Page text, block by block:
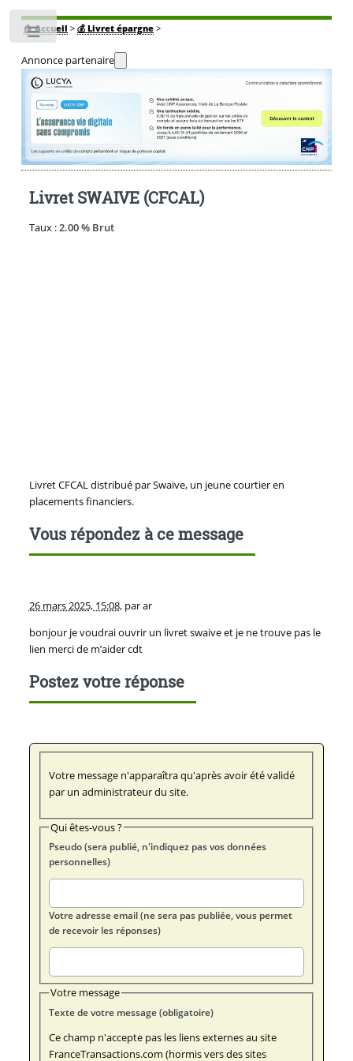
🏠Accueil > 💰 Livret épargne>
Annonce partenaire
Livret SWAIVE (CFCAL)
Taux :2.00 % Brut
Livret CFCAL distribué par Swaive, un jeune courtier en
placements financiers.
Vous répondez à ce message
26 mars 2025, 15:08, parar
bonjour je voudrai ouvrir un livret swaive et je ne trouve pas le
lien merci de m’aider cdt
Postez votre réponse
Votre message n'apparaîtra qu'après avoir été validé
par un administrateur du site.
Qui êtes-vous ?
Pseudo (sera publié, n'indiquez pas vos données
personnelles)
Votre adresse email (ne sera pas publiée, vous permet
de recevoir les réponses)
Votre message
Texte de votre message (obligatoire)
Ce champ n'accepte pas les liens externes au site
FranceTransactions.com (hormis vers des sites
Toggle